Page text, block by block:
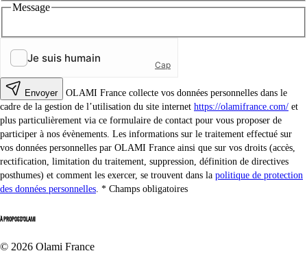
Message
Envoyer
OLAMI France collecte vos données personnelles dans le
cadre de la gestion de l’utilisation du site internet https://olamifrance.com/ et
plus particulièrement via ce formulaire de contact pour vous proposer de
participer à nos évènements. Les informations sur le traitement effectué sur
vos données personnelles par OLAMI France ainsi que sur vos droits (accès,
rectification, limitation du traitement, suppression, définition de directives
posthumes) et comment les exercer, se trouvent dans la politique de protection
des données personnelles. Champs obligatoires
À PROPOS D'OLAMI
© 2026 Olami France